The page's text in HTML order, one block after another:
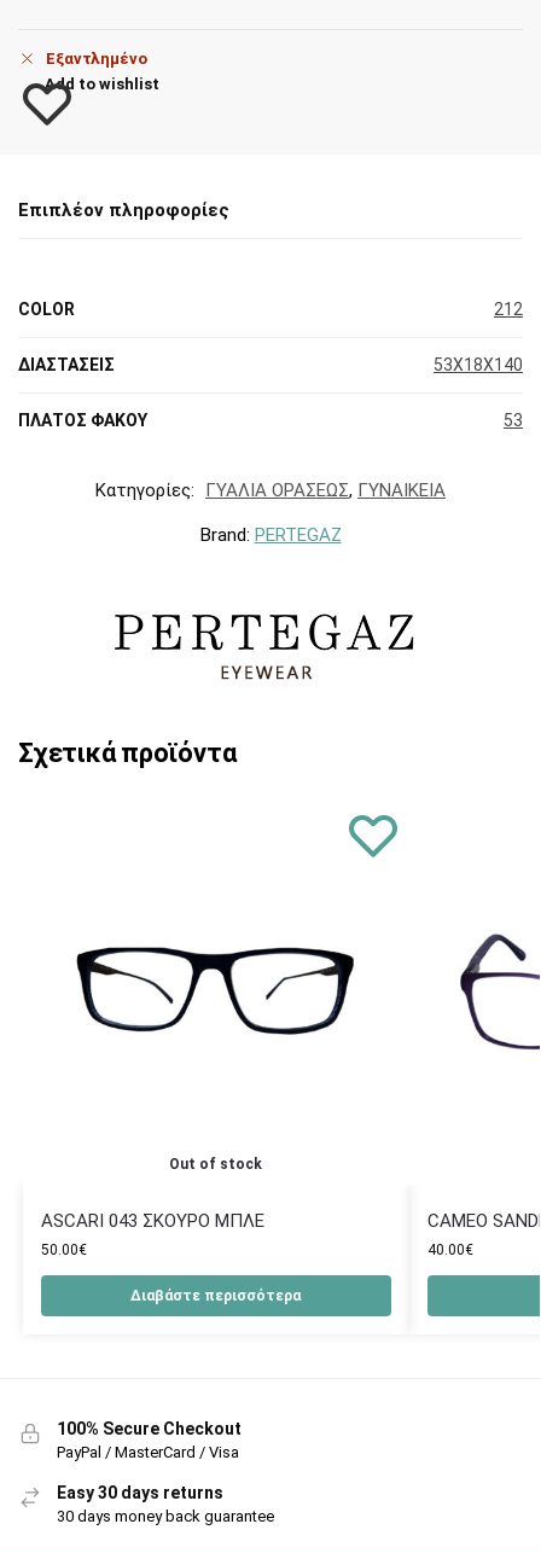
Εξαντλημένο
Add to wishlist
Επιπλέον πληροφορίες
COLOR 212
ΔΙΑΣΤΑΣΕΙΣ 53X18X140
ΠΛΑΤΟΣ ΦΑΚΟΥ 53
Κατηγορίες: ΓΥΑΛΙΑ ΟΡΑΣΕΩΣ, ΓΥΝΑΙΚΕΙΑ
Brand: PERTEGAZ
Σχετικά προϊόντα
Out of stock
ASCARI 043 ΣΚΟΥΡΟ ΜΠΛΕ
50.00€
Διαβάστε περισσότερα
CAMEO
40.00€
100% Secure Checkout
PayPal / MasterCard / Visa
Easy 30 days returns
30 days money back guarantee